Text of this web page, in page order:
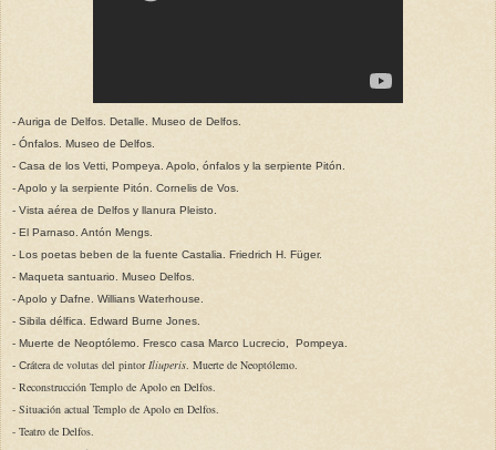
- Auriga de Delfos. Detalle. Museo de Delfos.
- Ónfalos. Museo de Delfos.
- Casa de los Vetti, Pompeya. Apolo, ónfalos y la serpiente Pitón.
- Apolo y la serpiente Pitón. Cornelis de Vos.
- Vista aérea de Delfos y llanura Pleisto.
- El Parnaso. Antón Mengs.
- Los poetas beben de la fuente Castalia. Friedrich H. Füger.
- Maqueta santuario. Museo Delfos.
- Apolo y Dafne. Willians Waterhouse.
- Sibila délfica. Edward Burne Jones.
- Muerte de Neoptólemo. Fresco casa Marco Lucrecio, Pompeya.
- Crátera de volutas del pintorIliuperis. Muerte de Neoptólemo.
- Reconstrucción Templo de Apolo en Delfos.
- Situación actual Templo de Apolo en Delfos.
- Teatro de Delfos.